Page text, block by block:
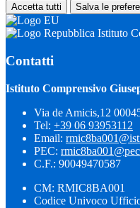
Accetta tutti Salva le
Istituto
Contatti
Istituto Comprensivo
Via de Amicis,12
Tel: +39 06 93953112
Email:
PEC:
C.F.: 90049470587
CM: RMIC8BA001
Codice Univoco